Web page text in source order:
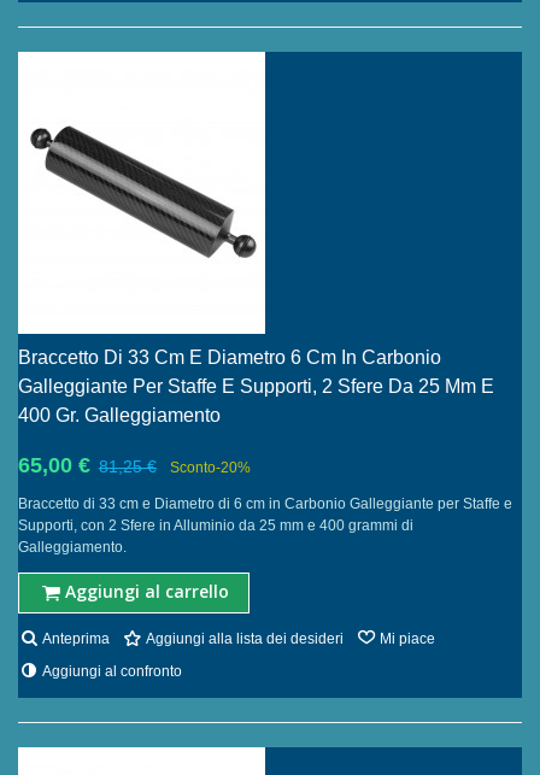
Braccetto Di 33 Cm E Diametro 6 Cm In Carbonio
Galleggiante Per Staffe E Supporti, 2 Sfere Da 25 Mm E
400 Gr. Galleggiamento
65,00 € 81,25 € Sconto-20%
Braccetto di 33 cm e Diametro di 6 cm in Carbonio Galleggiante per Staffe e
Supporti, con 2 Sfere in Alluminio da 25 mm e 400 grammi di
Galleggiamento.
Aggiungi al carrello
Anteprima Aggiungi alla lista dei desideri
Mi piace
Aggiungi al confronto